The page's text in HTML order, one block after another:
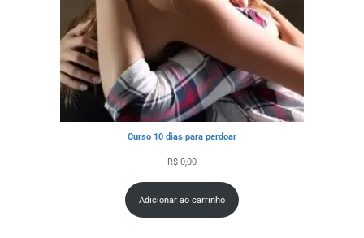
Curso 10 dias para perdoar
R$ 0,00
Adicionar ao carrinho